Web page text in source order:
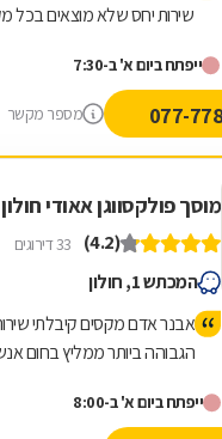
שירות יחס שלא מוצאים בכל
ייפתח ביום א' ב-7:30
מספר מקשר
מוסך פולקסווגן אאודי חולון
(4.2) 33 דירוגים
המכתש 1, חולון
אבנר אדם מקסים קיבלתי
הגבוהה ביותר ממליץ בחום
ייפתח ביום א' ב-8:00